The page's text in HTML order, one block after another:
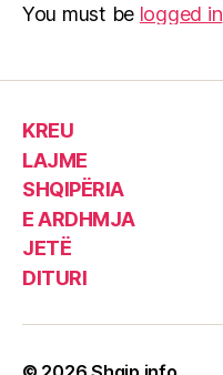
You must be logged in
KREU
LAJME
SHQIPËRIA
E ARDHMJA
JETË
DITURI